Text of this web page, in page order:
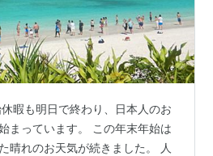
暇も明日で終わり、日本人のお
まっています。 この年末年始は
晴れのお天気が続きました。 人